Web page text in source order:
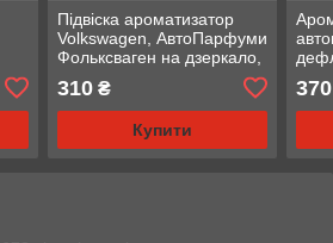
Підвіска ароматизатор
Volkswagen, АвтоПарфуми
Фольксваген на дзеркало,
310₴
Купити
370